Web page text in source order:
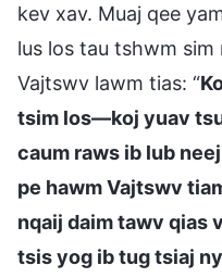
kev xav. Muaj qee
lus los tau tshwm
Vajtswv lawm tias: “
tsim los—koj yuav
caum raws ib lub
pe hawm Vajtswv
nqaij daim tawv qias
tsis yog ib tug tsiaj